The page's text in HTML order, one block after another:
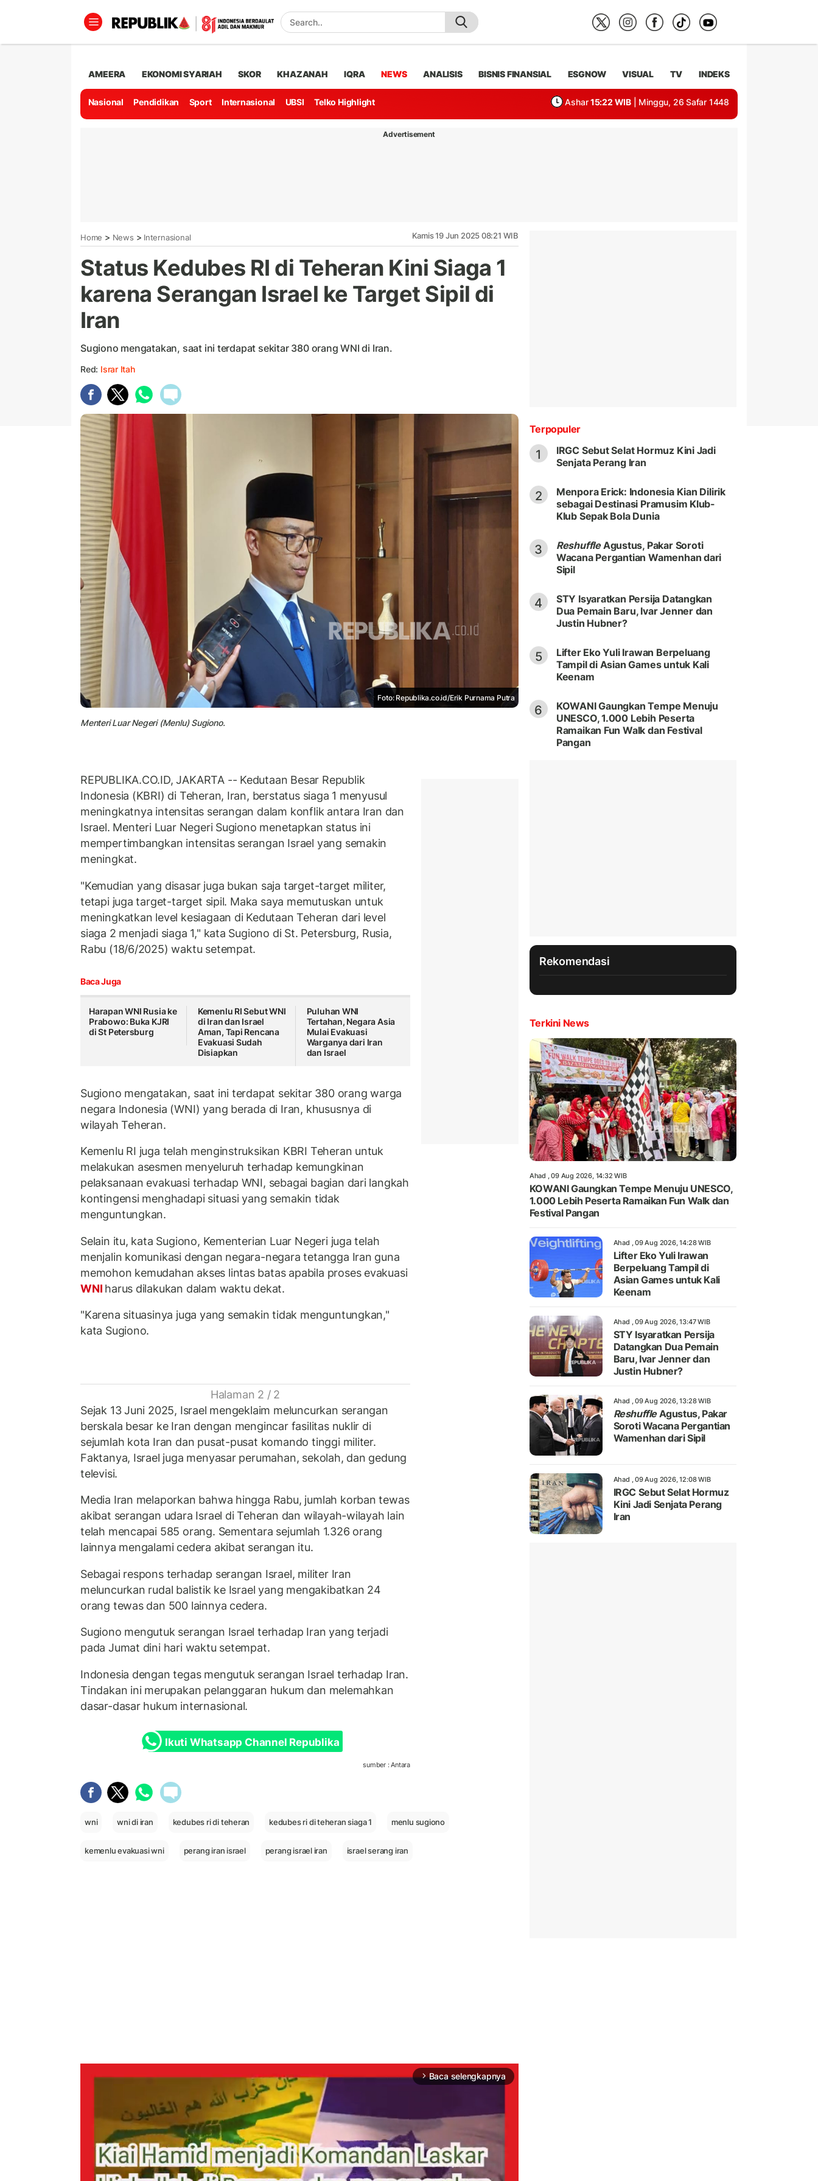
AMEERA EKONOMI SYARIAH SKOR KHAZANAH IQRA NEWS ANALISIS BISNIS FINANSIAL ESGNOW VISUAL TV INDEKS
Nasional Pendidikan Sport Internasional UBSI Telko Highlight Ashar 15:22 WIB | Minggu, 26 Safar 1448
Advertisement
Home > News > Internasional Kamis 19 Jun 2025 08:21 WIB
Status Kedubes RI di Teheran Kini Siaga 1
karena Serangan Israel ke Target Sipil di
Iran
Sugiono mengatakan, saat ini terdapat sekitar 380 orang WNI di Iran.
Red: Israr Itah
Foto: Republika.co.id/Erik Purnama Putra
Menteri Luar Negeri (Menlu) Sugiono.
REPUBLIKA.CO.ID, JAKARTA -- Kedutaan Besar Republik
Indonesia (KBRI) di Teheran, Iran, berstatus siaga 1 menyusul
meningkatnya intensitas serangan dalam konflik antara Iran dan
Israel. Menteri Luar Negeri Sugiono menetapkan status ini
mempertimbangkan intensitas serangan Israel yang semakin
meningkat.
"Kemudian yang disasar juga bukan saja target-target militer,
tetapi juga target-target sipil. Maka saya memutuskan untuk
meningkatkan level kesiagaan di Kedutaan Teheran dari level
siaga 2 menjadi siaga 1," kata Sugiono di St. Petersburg, Rusia,
Rabu (18/6/2025) waktu setempat.
Baca Juga
Harapan WNI Rusia ke
Prabowo: Buka KJRI
di St Petersburg
Kemenlu RI Sebut WNI
di Iran dan Israel
Aman, Tapi Rencana
Evakuasi Sudah
Disiapkan
Puluhan WNI
Tertahan, Negara Asia
Mulai Evakuasi
Warganya dari Iran
dan Israel
Sugiono mengatakan, saat ini terdapat sekitar 380 orang warga
negara Indonesia (WNI) yang berada di Iran, khususnya di
wilayah Teheran.
Kemenlu RI juga telah menginstruksikan KBRI Teheran untuk
melakukan asesmen menyeluruh terhadap kemungkinan
pelaksanaan evakuasi terhadap WNI, sebagai bagian dari langkah
kontingensi menghadapi situasi yang semakin tidak
menguntungkan.
Selain itu, kata Sugiono, Kementerian Luar Negeri juga telah
menjalin komunikasi dengan negara-negara tetangga Iran guna
memohon kemudahan akses lintas batas apabila proses evakuasi
WNI harus dilakukan dalam waktu dekat.
"Karena situasinya juga yang semakin tidak menguntungkan,"
kata Sugiono.
Halaman 2 / 2
Sejak 13 Juni 2025, Israel mengeklaim meluncurkan serangan
berskala besar ke Iran dengan mengincar fasilitas nuklir di
sejumlah kota Iran dan pusat-pusat komando tinggi militer.
Faktanya, Israel juga menyasar perumahan, sekolah, dan gedung
televisi.
Media Iran melaporkan bahwa hingga Rabu, jumlah korban tewas
akibat serangan udara Israel di Teheran dan wilayah-wilayah lain
telah mencapai 585 orang. Sementara sejumlah 1.326 orang
lainnya mengalami cedera akibat serangan itu.
Sebagai respons terhadap serangan Israel, militer Iran
meluncurkan rudal balistik ke Israel yang mengakibatkan 24
orang tewas dan 500 lainnya cedera.
Sugiono mengutuk serangan Israel terhadap Iran yang terjadi
pada Jumat dini hari waktu setempat.
Indonesia dengan tegas mengutuk serangan Israel terhadap Iran.
Tindakan ini merupakan pelanggaran hukum dan melemahkan
dasar-dasar hukum internasional.
Ikuti Whatsapp Channel Republika
sumber : Antara
wni wni di iran kedubes ri di teheran kedubes ri di teheran siaga 1 menlu sugiono
kemenlu evakuasi wni perang iran israel perang israel iran israel serang iran
arrow_forward_ios Baca selengkapnya
Terpopuler
1
IRGC Sebut Selat Hormuz Kini Jadi
Senjata Perang Iran
2
Menpora Erick: Indonesia Kian Dilirik
sebagai Destinasi Pramusim Klub-
Klub Sepak Bola Dunia
3 ReshuffleAgustus, Pakar Soroti
Wacana Pergantian Wamenhan dari
Sipil
4
STY Isyaratkan Persija Datangkan
Dua Pemain Baru, Ivar Jenner dan
Justin Hubner?
5
Lifter Eko Yuli Irawan Berpeluang
Tampil di Asian Games untuk Kali
Keenam
6
KOWANI Gaungkan Tempe Menuju
UNESCO, 1.000 Lebih Peserta
Ramaikan Fun Walk dan Festival
Pangan
Rekomendasi
Terkini News
Ahad , 09 Aug 2026, 14:32 WIB
KOWANI Gaungkan Tempe Menuju UNESCO,
1.000 Lebih Peserta Ramaikan Fun Walk dan
Festival Pangan
Ahad , 09 Aug 2026, 14:28 WIB
Lifter Eko Yuli Irawan
Berpeluang Tampil di
Asian Games untuk Kali
Keenam
Ahad , 09 Aug 2026, 13:47 WIB
STY Isyaratkan Persija
Datangkan Dua Pemain
Baru, Ivar Jenner dan
Justin Hubner?
Ahad , 09 Aug 2026, 13:28 WIB
ReshuffleAgustus, Pakar
Soroti Wacana Pergantian
Wamenhan dari Sipil
Ahad , 09 Aug 2026, 12:08 WIB
IRGC Sebut Selat Hormuz
Kini Jadi Senjata Perang
Iran